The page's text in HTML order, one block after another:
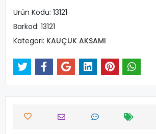
Ürün Kodu: 13121
Barkod: 13121
Kategori: KAUÇUK AKSAMI